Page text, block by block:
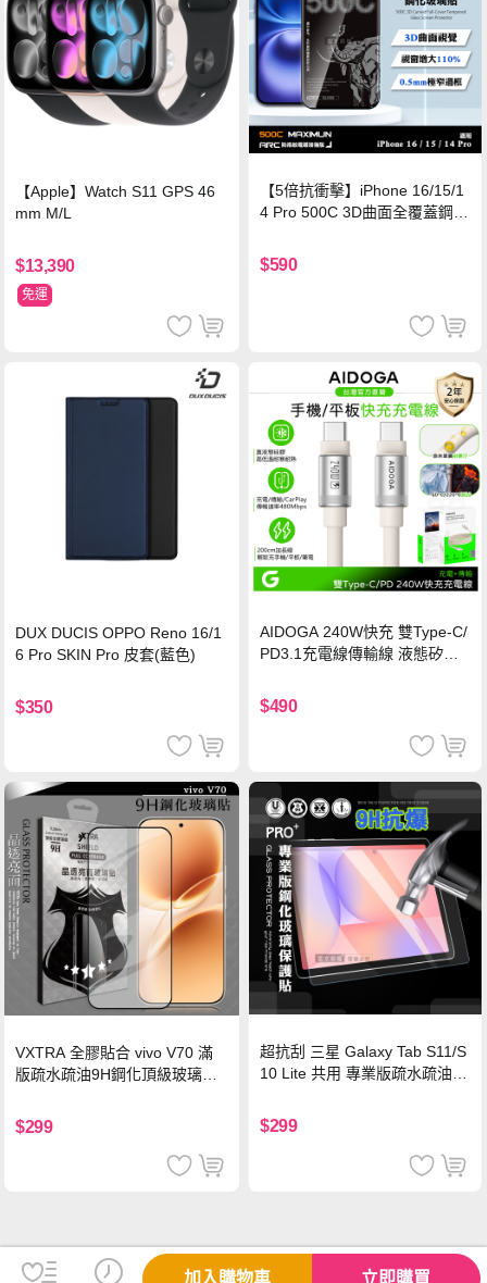
【Apple】Watch S11 GPS 46
mm M/L
$13,390
免運
【5倍抗衝擊】iPhone 16/15/1
4 Pro 500C 3D曲面全覆蓋鋼化
保護貼
$590
DUX DUCIS OPPO Reno 16/1
6 Pro SKIN Pro 皮套(藍色)
$350
AIDOGA 240W快充 雙Type-C/
PD3.1充電線傳輸線 液態矽膠
機/平板/筆電
$490
VXTRA 全膠貼合 vivo V70 滿
版疏水疏油9H鋼化頂級玻璃貼
$299
超抗刮 三星 Galaxy Tab S11/S
10 Lite 共用 專業版疏水疏油9
$299
加入購物車 立即購買